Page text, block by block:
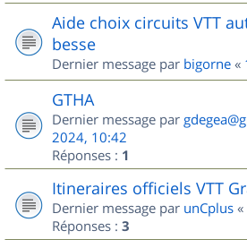
Aide choix circuits VTT
besse
Dernier message par bigorne «
GTHA
Dernier message par
2024, 10:42
Réponses : 1
Itineraires officiels VTT
Dernier message par unCplus «
Réponses : 3